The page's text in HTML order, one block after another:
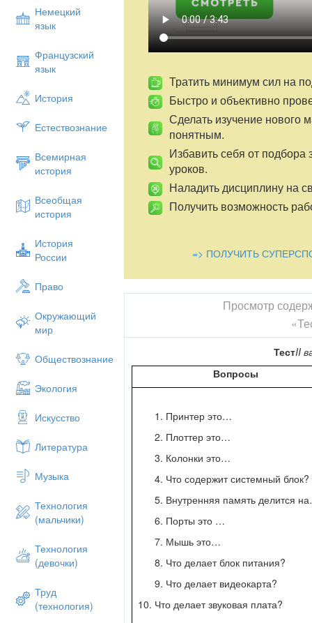
Немецкий
язык
Французский
язык
История
Естествознание
Всемирная
история
Всеобщая
история
История
России
Право
Окружающий
мир
Обществознание
Экология
Искусство
Литература
Музыка
Технология
(мальчики)
Технология
(девочки)
Труд
(технология)
· воспитание аккуратности, точности,
· повышение познавательного
Учебник/литература:«Информатика»
раздаточные материалы (опорные
Ход урока:
.Организационный момент.
Заполнение журнала.
. Проверка домашнего задания.
. Объяснение новой темы.
Под архитектурой ЭВМпонимают
достаточное для пользователя и
(по назначению)
Универсальное техническое
Тратить минимум сил на
Быстро и объективно
Сделать изучение нового
понятным.
Избавить себя от подбора
уроков.
Наладить дисциплину на
Получить возможность
=> ПОЛУЧИТЬ
Просмотр
ТестII
Вопросы
Принтер это…
Плоттер это…
Колонки это…
Что содержит системный блок?
Внутренняя память делится
Порты это …
Мышь это…
Что делает блок питания?
Что делает видеокарта?
10. Что делает звуковая плата?